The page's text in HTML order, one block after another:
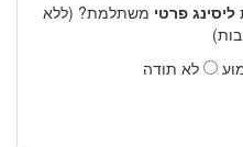
ליסינג פרטי משתלמת? (ללא
לא תודה